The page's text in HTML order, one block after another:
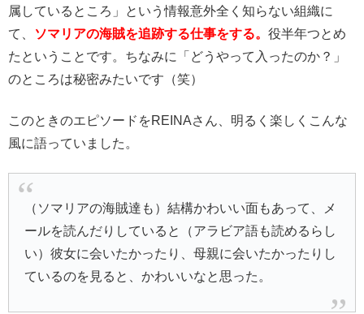
属しているところ」という情報意外全く知らない組織に
て、
ソマリアの海賊を追跡する仕事をする。 役半年つとめ
たということです。ちなみに「どうやって入ったのか？」
のところは秘密みたいです（笑）
このときのエピソードをREINAさん、明るく楽しくこんな
風に語っていました。
（ソマリアの海賊達も）結構かわいい面もあって、メ
ールを読んだりしていると（アラビア語も読めるらし
い）彼女に会いたかったり、母親に会いたかったりし
ているのを見ると、かわいいなと思った。